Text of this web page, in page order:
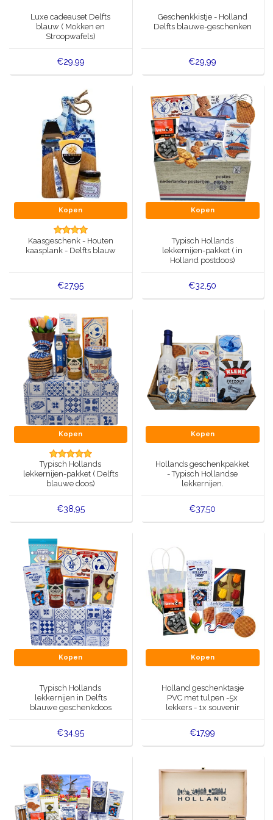
Wens & Ansichtkaarten
Koninghuis artikelen
Pins - Speldjes
Wandborden - Gekleurd en Delfts blauw
Peper en Zout stelletjes
Speelkaarten
Delfts blauwe magneten
Luxe cadeauset Delfts
blauw ( Mokken en
Stroopwafels)
€29,99
Geschenkkistje - Holland
Delfts blauwe-geschenken
€29,99
Kopen
Kaasgeschenk - Houten
kaasplank - Delfts blauw
€27,95
Kopen
Typisch Hollands
lekkernijen-pakket ( in
Holland postdoos)
€32,50
Kopen
Typisch Hollands
lekkernijen-pakket ( Delfts
blauwe doos)
€38,95
Kopen
Hollands geschenkpakket
- Typisch Hollandse
lekkernijen.
€37,50
Kopen
Typisch Hollands
lekkernijen in Delfts
blauwe geschenkdoos
€34,95
Kopen
Holland geschenktasje
PVC met tulpen -5x
lekkers - 1x souvenir
€17,99